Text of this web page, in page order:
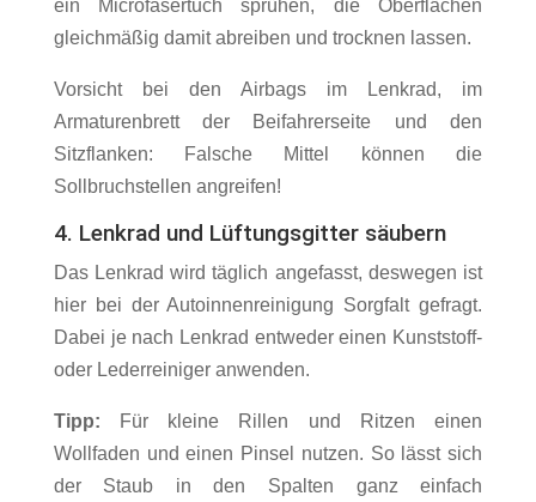
ein Microfasertuch sprühen, die Oberflächen
gleichmäßig damit abreiben und trocknen lassen.
Vorsicht bei den Airbags im Lenkrad, im
Armaturenbrett der Beifahrerseite und den
Sitzflanken: Falsche Mittel können die
Sollbruchstellen angreifen!
4. Lenkrad und Lüftungsgitter säubern
Das Lenkrad wird täglich angefasst, deswegen ist
hier bei der Autoinnenreinigung Sorgfalt gefragt.
Dabei je nach Lenkrad entweder einen Kunststoff-
oder Lederreiniger anwenden.
Tipp: Für kleine Rillen und Ritzen einen
Wollfaden und einen Pinsel nutzen. So lässt sich
der Staub in den Spalten ganz einfach